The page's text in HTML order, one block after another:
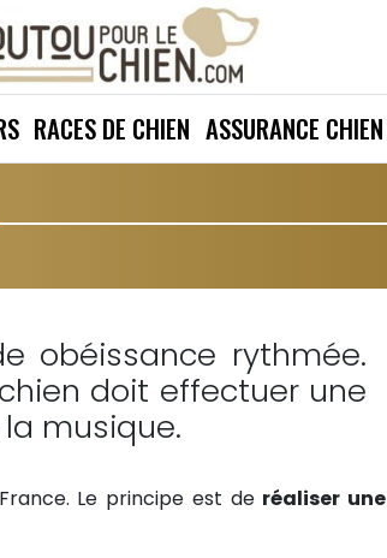
RACES DE CHIEN ASSURANCE CHIEN
obéissance rythmée.
doit effectuer une
musique.
Le principe est de réaliser une